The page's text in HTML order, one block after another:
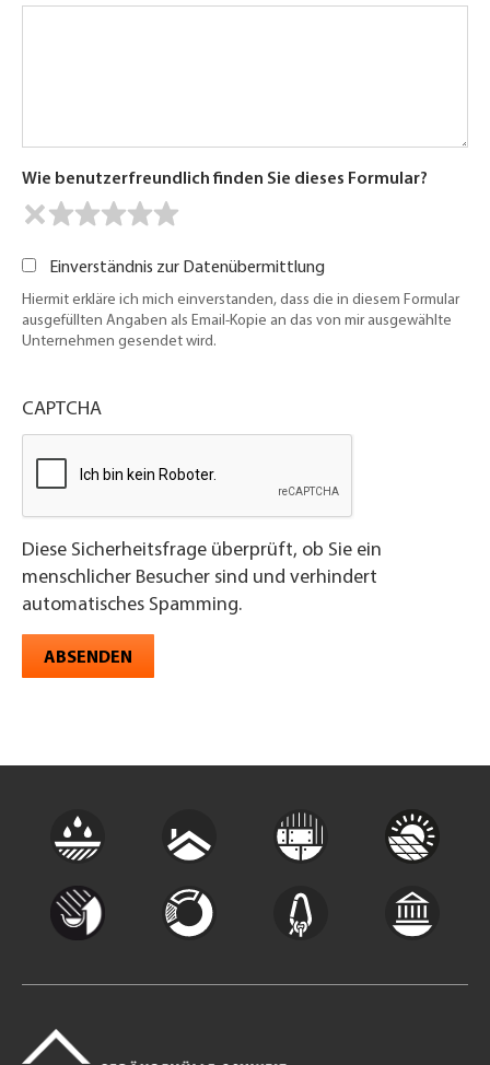
Wie benutzerfreundlich finden Sie dieses Formular?
Einverständnis zur Datenübermittlung
Hiermit erkläre ich mich einverstanden, dass die in diesem Formular
ausgefüllten Angaben als Email-Kopie an das von mir ausgewählte
Unternehmen gesendet wird.
CAPTCHA
Diese Sicherheitsfrage überprüft, ob Sie ein
menschlicher Besucher sind und verhindert
automatisches Spamming.
ABSENDEN